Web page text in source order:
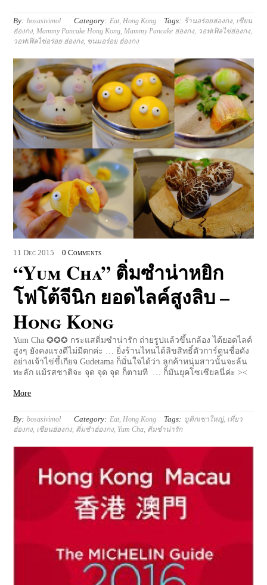
By: bosasivimol Category: Eat, Hong Kong Tags: ร้านอร่อยฮ่องกง, เซียน
ฮ่องกง, Mammy Pancake Hong Kong Mammy Pancake ฮ่องกง, วอฟเฟิลไข่ฮ่องกง,
วอฟเฟิลไข่อร่อย ฮ่องกง, ขนมอร่อย ฮ่องกง
11 Dec 2015 0 Comments
“Yum Cha” ติ่มซำน่าหยิก
โฟโต้จีนิก ยอดไลค์สูงลิบ –
Hong Kong
Yum Cha ✪✪✪ กระแสติ่มซำน่ารัก ถ่ายรูปแล้วขึ้นกล้อง ได้ยอดไลค์
สูงๆ ยังคงแรงดีไม่มีตกค่ะ … ยิ่งร้านไหนได้ลิขสิทธิ์ตัวการ์ตูนชื่อดัง
อย่างเจ้าไข่ขี้เกียจ Gudetama ก็มั่นใจได้ว่า ลูกค้าหนุ่มสาวนั้นจะล้น
ทะลัก แม้รสชาติจะ จุด จุด จุด ก็ตามที … ก็มันยุคโซเซียลนี่ค่ะ ><
More
By: bosasivimol Category: Eat,Hong Kong Tags: บูติกเขาใหญ่, เที่ยว
ฮ่องกง, เซียนฮ่องกง, ติ่มซำฮ่องกง, Yum Cha, ติ่มซำน่ารัก